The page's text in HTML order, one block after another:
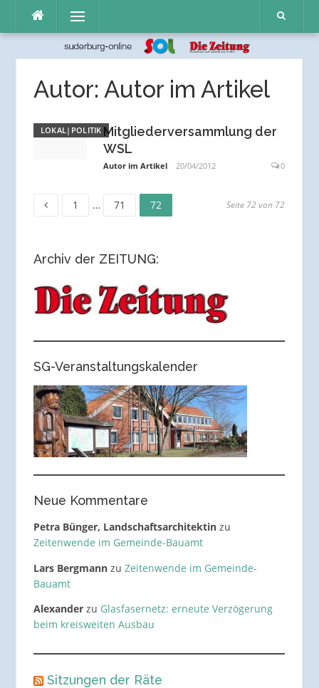
Inhalt
Menü
Autor: Autor im Artikel
LOKAL|POLITIK Mitgliederversammlung der
WSL
Autor im Artikel 20/04/2012 0
Seitennummerierung
Beiträge
Seite
1 … Seite
71 Seite
72 Seite 72 von 72
Archiv der ZEITUNG:
SG-Veranstaltungskalender
Neue Kommentare
Petra Bünger, Landschaftsarchitektinzu
Zeitenwende im Gemeinde-Bauamt
Lars Bergmannzu Zeitenwende im Gemeinde-
Bauamt
Alexanderzu Glasfasernetz: erneute Verzögerung
beim kreisweiten Ausbau
Sitzungen der Räte